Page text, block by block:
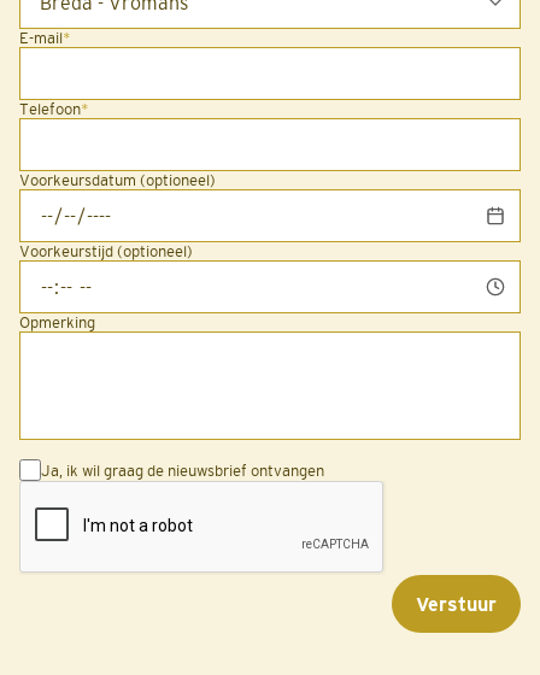
E-mail*
Telefoon*
Voorkeursdatum (optioneel)
Voorkeurstijd (optioneel)
Opmerking
Ja, ik wil graag de nieuwsbrief ontvangen